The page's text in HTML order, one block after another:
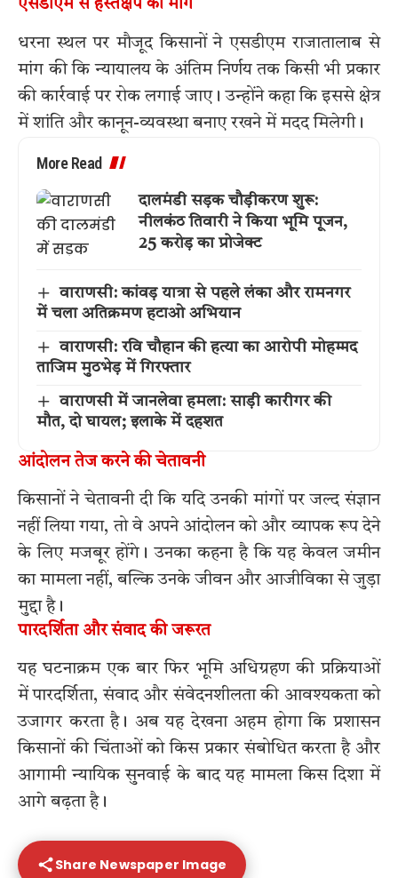
एसडीएम से हस्तक्षेप की मांग
धरना स्थल पर मौजूद किसानों ने एसडीएम राजातालाब से
मांग की कि न्यायालय के अंतिम निर्णय तक किसी भी प्रकार
की कार्रवाई पर रोक लगाई जाए। उन्होंने कहा कि इससे क्षेत्र
में शांति और कानून-व्यवस्था बनाए रखने में मदद मिलेगी।
More Read
दालमंडी सड़क चौड़ीकरण शुरू:
नीलकंठ तिवारी ने किया भूमि पूजन,
25 करोड़ का प्रोजेक्ट
वाराणसी: कांवड़ यात्रा से पहले लंका और रामनगर
में चला अतिक्रमण हटाओ अभियान
वाराणसी: रवि चौहान की हत्या का आरोपी मोहम्मद
ताजिम मुठभेड़ में गिरफ्तार
वाराणसी में जानलेवा हमला: साड़ी कारीगर की
मौत, दो घायल; इलाके में दहशत
आंदोलन तेज करने की चेतावनी
किसानों ने चेतावनी दी कि यदि उनकी मांगों पर जल्द संज्ञान
नहीं लिया गया, तो वे अपने आंदोलन को और व्यापक रूप देने
के लिए मजबूर होंगे। उनका कहना है कि यह केवल जमीन
का मामला नहीं, बल्कि उनके जीवन और आजीविका से जुड़ा
मुद्दा है।
पारदर्शिता और संवाद की जरूरत
यह घटनाक्रम एक बार फिर भूमि अधिग्रहण की प्रक्रियाओं
में पारदर्शिता, संवाद और संवेदनशीलता की आवश्यकता को
उजागर करता है। अब यह देखना अहम होगा कि प्रशासन
किसानों की चिंताओं को किस प्रकार संबोधित करता है और
आगामी न्यायिक सुनवाई के बाद यह मामला किस दिशा में
आगे बढ़ता है।
Share Newspaper Image